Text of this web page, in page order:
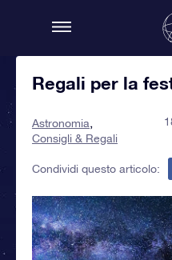
Regali per la
Astronomia
Consigli & Regali
Condividi questo articolo: